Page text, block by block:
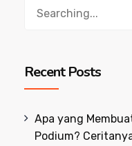
Recent Posts
Apa yang
Podium?